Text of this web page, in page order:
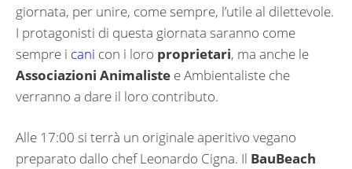
giornata, per unire, come sempre, l’utile al dilettevole.
I protagonisti di questa giornata saranno come
sempre i cani con i loro proprietari, ma anche le
Associazioni Animaliste e Ambientaliste che
verranno a dare il loro contributo.
Alle 17:00 si terrà un originale aperitivo vegano
preparato dallo chef Leonardo Cigna. Il BauBeach